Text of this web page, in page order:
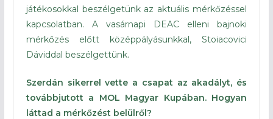
játékosokkal beszélgetünk az aktuális mérkőzéssel
kapcsolatban. A vasárnapi DEAC elleni bajnoki
mérkőzés előtt középpályásunkkal, Stoiacovici
Dáviddal beszélgettünk.
Szerdán sikerrel vette a csapat az akadályt, és
továbbjutott a MOL Magyar Kupában. Hogyan
láttad a mérkőzést belülről?